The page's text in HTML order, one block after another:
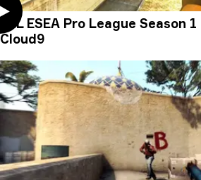
ESL ESEA Pro League Season
Cloud9